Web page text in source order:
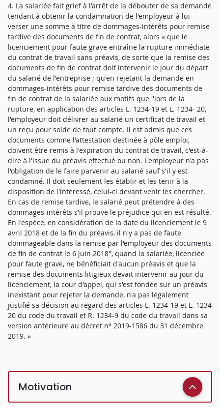
4. La salariée fait grief à l'arrêt de la débouter de sa demande
tendant à obtenir la condamnation de l'employeur à lui
verser une somme à titre de dommages-intérêts pour remise
tardive des documents de fin de contrat, alors « que le
licenciement pour faute grave entraîne la rupture immédiate
du contrat de travail sans préavis, de sorte que la remise des
documents de fin de contrat doit intervenir le jour du départ
du salarié de l'entreprise ; qu'en rejetant la demande en
dommages-intérêts pour remise tardive des documents de
fin de contrat de la salariée aux motifs que ''lors de la
rupture, en application des articles L. 1234-19 et L. 1234- 20,
l'employeur doit délivrer au salarié un certificat de travail et
un reçu pour solde de tout compte. Il est admis que ces
documents comme l'attestation destinée à pôle emploi,
doivent être remis à l'expiration du contrat de travail, c'est-à-
dire à l'issue du préavis effectué ou non. L'employeur n'a pas
l'obligation de le faire parvenir au salarié sauf s'il y est
condamné. Il doit seulement les établir et les tenir à la
disposition de l'intéressé, celui-ci devant venir les chercher.
En cas de remise tardive, le salarié peut prétendre à des
dommages-intérêts s'il prouve le préjudice qui en est résulté.
En l'espèce, en considération de la date du licenciement le 9
avril 2018 et de la fin du préavis, il n'y a pas de faute
dommageable dans la remise par l'employeur des documents
de fin de contrat le 6 juin 2018'', quand la salariée, licenciée
pour faute grave, ne bénéficiait d'aucun préavis et que la
remise des documents litigieux devait intervenir au jour du
licenciement, la cour d'appel, qui s'est fondée sur un préavis
inexistant pour rejeter la demande, n'a pas légalement
justifié sa décision au regard des articles L. 1234-19 et L. 1234
20 du code du travail et R. 1234-9 du code du travail dans sa
version antérieure au décret n° 2019-1586 du 31 décembre
2019. »
Motivation